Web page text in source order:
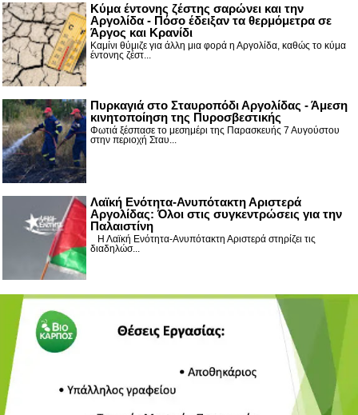
Κύμα έντονης ζέστης σαρώνει και την
Αργολίδα - Πόσο έδειξαν τα θερμόμετρα σε
Άργος και Κρανίδι
Καμίνι θύμιζε για άλλη μια φορά η Αργολίδα, καθώς το κύμα
έντονης ζέστ...
Πυρκαγιά στο Σταυροπόδι Αργολίδας - Άμεση
κινητοποίηση της Πυροσβεστικής
Φωτιά ξέσπασε το μεσημέρι της Παρασκευής 7 Αυγούστου
στην περιοχή Σταυ...
Λαϊκή Ενότητα-Ανυπότακτη Αριστερά
Αργολίδας: Όλοι στις συγκεντρώσεις για την
Παλαιστίνη
Η Λαϊκή Ενότητα-Ανυπότακτη Αριστερά στηρίζει τις
διαδηλώσ...